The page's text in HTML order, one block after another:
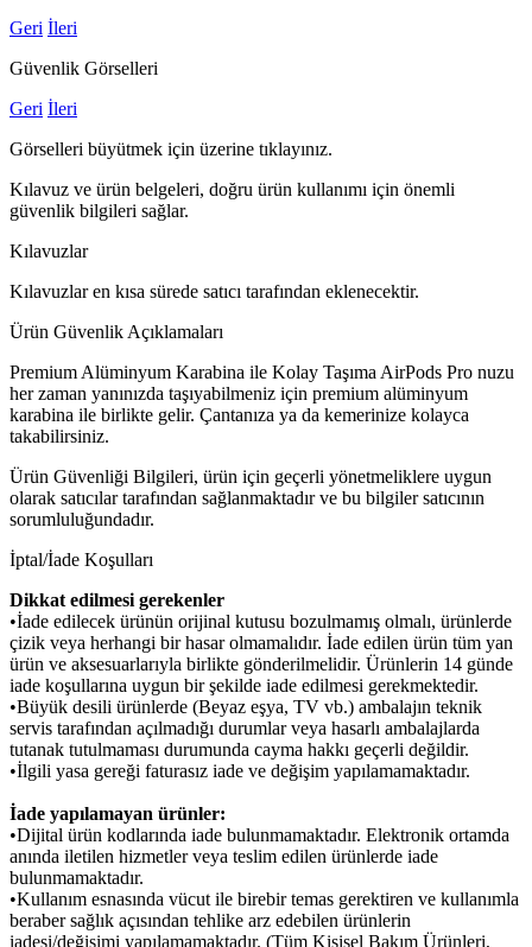
Geri İleri
Güvenlik Görselleri
Geri İleri
Görselleri büyütmek için üzerine tıklayınız.
Kılavuz ve ürün belgeleri, doğru ürün kullanımı için önemli
güvenlik bilgileri sağlar.
Kılavuzlar
Kılavuzlar en kısa sürede satıcı tarafından eklenecektir.
Ürün Güvenlik Açıklamaları
Premium Alüminyum Karabina ile Kolay Taşıma AirPods Pro nuzu
her zaman yanınızda taşıyabilmeniz için premium alüminyum
karabina ile birlikte gelir. Çantanıza ya da kemerinize kolayca
takabilirsiniz.
Ürün Güvenliği Bilgileri, ürün için geçerli yönetmeliklere uygun
olarak satıcılar tarafından sağlanmaktadır ve bu bilgiler satıcının
sorumluluğundadır.
İptal/İade Koşulları
Dikkat edilmesi gerekenler
•İade edilecek ürünün orijinal kutusu bozulmamış olmalı, ürünlerde
çizik veya herhangi bir hasar olmamalıdır. İade edilen ürün tüm yan
ürün ve aksesuarlarıyla birlikte gönderilmelidir. Ürünlerin 14 günde
iade koşullarına uygun bir şekilde iade edilmesi gerekmektedir.
•Büyük desili ürünlerde (Beyaz eşya, TV vb.) ambalajın teknik
servis tarafından açılmadığı durumlar veya hasarlı ambalajlarda
tutanak tutulmaması durumunda cayma hakkı geçerli değildir.
•İlgili yasa gereği faturasız iade ve değişim yapılamamaktadır.
İade yapılamayan ürünler:
•Dijital ürün kodlarında iade bulunmamaktadır. Elektronik ortamda
anında iletilen hizmetler veya teslim edilen ürünlerde iade
bulunmamaktadır.
•Kullanım esnasında vücut ile birebir temas gerektiren ve kullanımla
beraber sağlık açısından tehlike arz edebilen ürünlerin
iadesi/değişimi yapılamamaktadır. (Tüm Kişisel Bakım Ürünleri,